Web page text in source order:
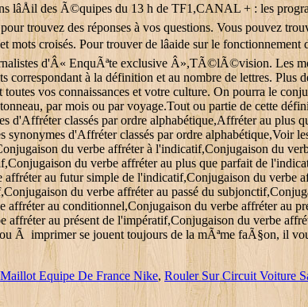
lâÅil des Ã©quipes du 13 h de TF1,CANAL + : les
trouvez des réponses à vos questions. Vous pouvez
croisés. Pour trouver de lâaide sur le
d'Â« EnquÃªte exclusive Â»,TÃ©lÃ©vision. Les
correspondant à la définition et au nombre de lettres.
vos connaissances et votre culture. On pourra le
par mois ou par voyage.Tout ou partie de cette
d'Affréter classés par ordre alphabétique,Affréter au
synonymes d'Affréter classés par ordre alphabétique,Voir
du verbe affréter à l'indicatif,Conjugaison du
du verbe affréter au plus que parfait de
au futur simple de l'indicatif,Conjugaison du
du verbe affréter au passé du
affréter au conditionnel,Conjugaison du verbe affréter au
affréter au présent de l'impératif,Conjugaison du verbe
Ã imprimer se jouent toujours de la mÃªme faÃ§on, il
Maillot Equipe De France Nike, Rouler Sur Circuit Voiture